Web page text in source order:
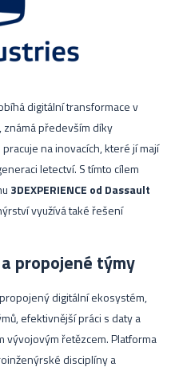
digitální transformace v
známá především díky
na inovacích, které jí mají
letectví. S tímto cílem
3DEXPERIENCE od Dassault
využívá také řešení
propojené týmy
digitální ekosystém,
efektivnější práci s daty a
vývojovým řetězcem. Platforma
disciplíny a